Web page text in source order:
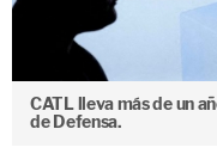
CATL lleva más de un
de Defensa.